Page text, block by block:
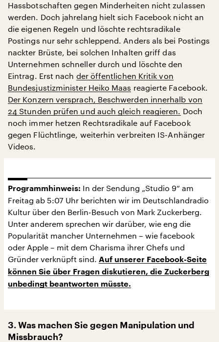
Hassbotschaften gegen Minderheiten nicht zulassen
werden. Doch jahrelang hielt sich Facebook nicht an
die eigenen Regeln und löschte rechtsradikale
Postings nur sehr schleppend. Anders als bei Postings
nackter Brüste, bei solchen Inhalten griff das
Unternehmen schneller durch und löschte den
Eintrag. Erst nach der öffentlichen Kritik von
Bundesjustizminister Heiko Maas reagierte Facebook.
Der Konzern versprach, Beschwerden innerhalb von
24 Stunden prüfen und auch gleich reagieren. Doch
noch immer hetzen Rechtsradikale auf Facebook
gegen Flüchtlinge, weiterhin verbreiten IS-Anhänger
Videos.
Programmhinweis: In der Sendung „Studio 9“ am
Freitag ab 5:07 Uhr berichten wir im Deutschlandradio
Kultur über den Berlin-Besuch von Mark Zuckerberg.
Unter anderem sprechen wir darüber, wie eng die
Popularität mancher Unternehmen – wie facebook
oder Apple – mit dem Charisma ihrer Chefs und
Gründer verknüpft sind. Auf unserer Facebook-Seite
können Sie über Fragen diskutieren, die Zuckerberg
unbedingt beantworten müsste.
3. Was machen Sie gegen Manipulation und
Missbrauch?